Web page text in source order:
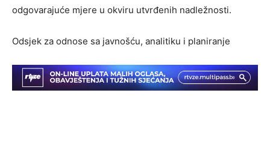
odgovarajuće mjere u okviru utvrđenih nadležnosti.
Odsjek za odnose sa javnošću, analitiku i planiranje